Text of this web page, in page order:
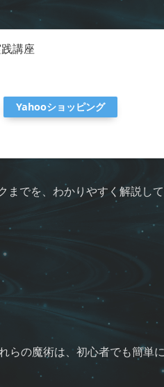
講座
Yahooショッピング
でを、わかりやすく解説し
の魔術は、初心者でも簡単